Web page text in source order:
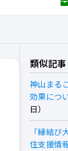
類似記事
神山まる
効果につ
日
「縁結
住支援情